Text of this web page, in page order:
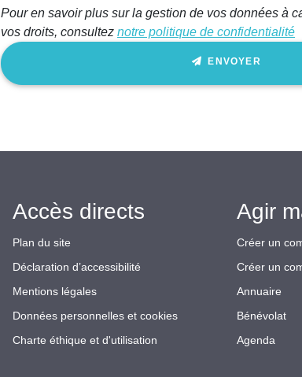
ce
champ
Pour en savoir plus sur la gestion de vos données à
vos droits, consultez notre politique de confidentialité
ENVOYER
Accès directs
Plan du site
Déclaration d’accessibilité
Mentions légales
Données personnelles et cookies
Charte éthique et d'utilisation
Agir
Créer un
Créer un
Annuaire
Bénévolat
Agenda